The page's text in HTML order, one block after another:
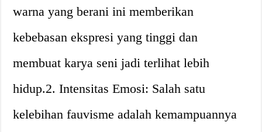
warna yang berani ini memberikan
kebebasan ekspresi yang tinggi dan
membuat karya seni jadi terlihat lebih
hidup.2. Intensitas Emosi: Salah satu
kelebihan fauvisme adalah kemampuannya